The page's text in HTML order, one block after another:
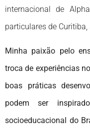
internacional de
particulares de
Minha paixão pelo
troca de experiências
boas práticas
podem ser
socioeducacional do